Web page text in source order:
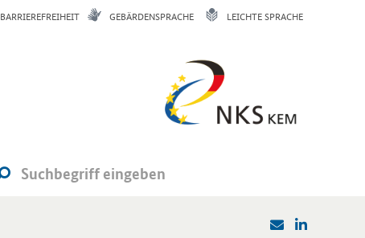
BARRIEREFREIHEIT GEBÄRDENSPRACHE LEICHTE SPRACHE